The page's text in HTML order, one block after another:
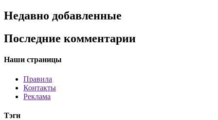
Недавно добавленные
Последние комментарии
Наши страницы
Правила
Контакты
Реклама
Тэги